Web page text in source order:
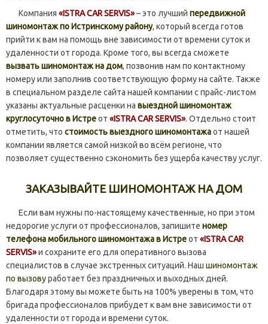
Компания «ISTRA CAR SERVIS»– это лучший передвижной
шиномонтаж по Истринскому району, который всегда готов
прийти к вам на помощь вне зависимости от времени суток и
удаленности от города. Кроме того, вы всегда сможете
вызвать шиномонтаж на дом, позвонив нам по контактному
номеру или заполнив соответствующую форму на сайте. Также
в специальном разделе сайта нашей компании с прайс-листом
указаны актуальные расценки на выездной шиномонтаж
круглосуточно в Истреот «ISTRA CAR SERVIS». Отдельно стоит
отметить, что стоимость выездного шиномонтажаот нашей
компании является самой низкой во всём регионе, что
позволяет существенно сэкономить без ущерба качеству услуг.
ЗАКАЗЫВАЙТЕ ШИНОМОНТАЖ НА ДОМ
Если вам нужны по-настоящему качественные, но при этом
недорогие услуги от профессионалов, запишите номер
телефона мобильного шиномонтажа в Истреот «ISTRA CAR
SERVIS»и сохраните его для оперативного вызова
специалистов в случае экстренных ситуаций. Наш шиномонтаж
по вызовуработает без праздничных и выходных дней.
Благодаря этому вы можете быть на 100% уверены в том, что
бригада профессионалов прибудет к вам вне зависимости от
удаленности от города и времени суток.